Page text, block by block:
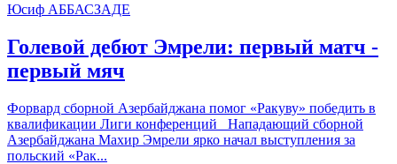
Юсиф АББАСЗАДЕ
Голевой дебют Эмрели: первый матч -
первый мяч
Форвард сборной Азербайджана помог «Ракуву» победить в
квалификации Лиги конференций Нападающий сборной
Азербайджана Махир Эмрели ярко начал выступления за
польский «Рак...